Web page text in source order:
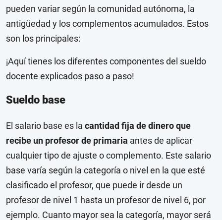
pueden variar según la comunidad autónoma, la
antigüedad y los complementos acumulados. Estos
son los principales:
¡Aquí tienes los diferentes componentes del sueldo
docente explicados paso a paso!
Sueldo base
El salario base es la cantidad fija de dinero que
recibe un profesor de primaria antes de aplicar
cualquier tipo de ajuste o complemento. Este salario
base varía según la categoría o nivel en la que esté
clasificado el profesor, que puede ir desde un
profesor de nivel 1 hasta un profesor de nivel 6, por
ejemplo. Cuanto mayor sea la categoría, mayor será